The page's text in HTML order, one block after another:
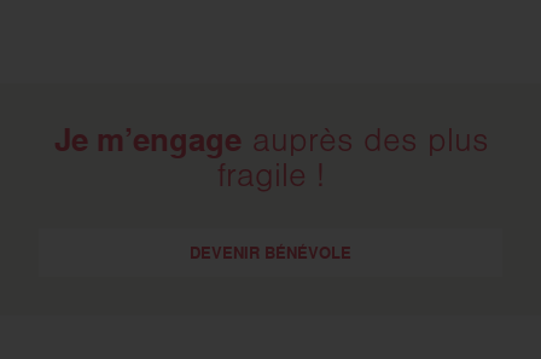
Je m’engage auprès des plus
fragile !
DEVENIR BÉNÉVOLE